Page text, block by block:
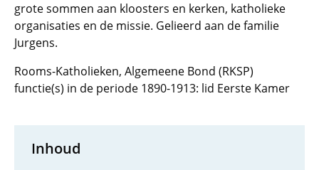
grote sommen aan kloosters en kerken, katholieke
organisaties en de missie. Gelieerd aan de familie
Jurgens.
Rooms-Katholieken, Algemeene Bond (RKSP)
functie(s) in de periode 1890-1913: lid Eerste Kamer
Inhoud